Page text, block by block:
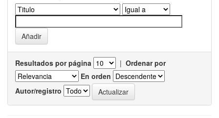
Resultados por página | Ordenar por
En orden
Autor/registro